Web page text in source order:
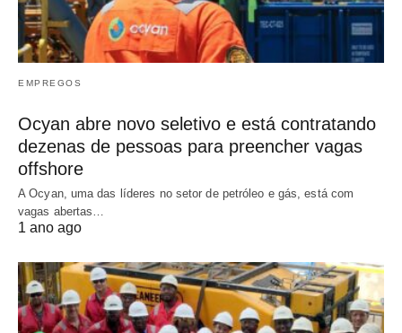
EMPREGOS
Ocyan abre novo seletivo e está contratando
dezenas de pessoas para preencher vagas
offshore
A Ocyan, uma das líderes no setor de petróleo e gás, está com
vagas abertas…
1 ano ago